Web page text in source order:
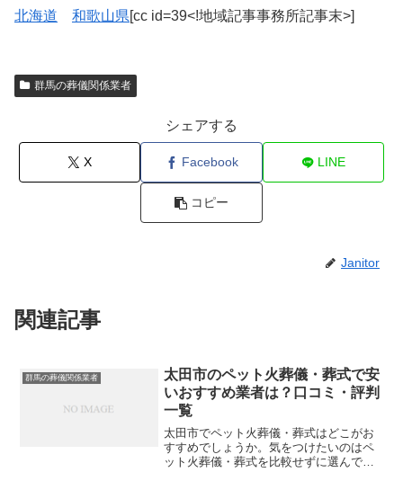
北海道
和歌山県[cc id=39<!地域記事事務所記事末>]
群馬の葬儀関係業者
シェアする
X Facebook LINE
コピー
Janitor
関連記事
群馬の葬儀関係業者
太田市のペット火葬儀・葬式で安
いおすすめ業者は？口コミ・評判
一覧
太田市でペット火葬儀・葬式はどこがお
すすめでしょうか。気をつけたいのはペ
ット火葬儀・葬式を比較せずに選んでし